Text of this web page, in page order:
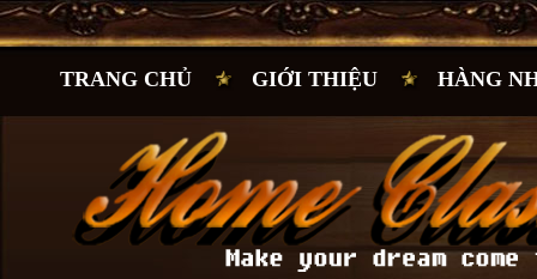
TRANG CHỦ GIỚI THIỆU HÀNG